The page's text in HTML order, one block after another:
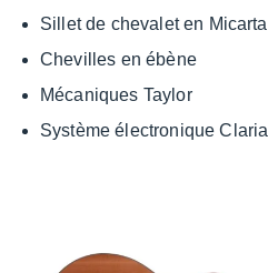
Sillet de cheva­let en Micarta
Chevilles en ébène
Méca­niques Taylor
Système élec­tro­nique Claria